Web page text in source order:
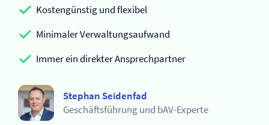
Kostengünstig und flexibel
Minimaler Verwaltungsaufwand
Immer ein direkter Ansprechpartner
Stephan Seidenfad
Geschäftsführung und bAV-Experte